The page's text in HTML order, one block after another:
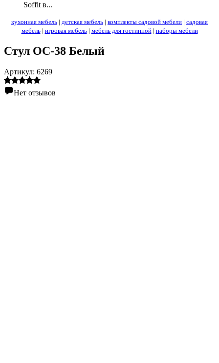
Soffit в...
кухонная мебель | детская мебель | комплекты садовой мебели | садовая
мебель| игровая мебель| мебель для гостинной| наборы мебели
Стул ОС-38 Белый
Артикул: 6269
Нет отзывов